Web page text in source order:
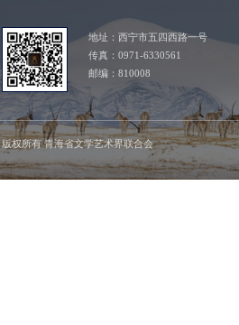
地址：西宁市五四西路一号
传真：0971-6330561
邮编：810008
版权所有 青海省文学艺术界联合会